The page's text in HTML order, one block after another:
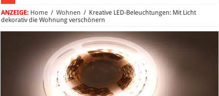
ANZEIGE: Home / Wohnen / Kreative LED-Beleuchtungen: Mit Licht
dekorativ die Wohnung verschönern